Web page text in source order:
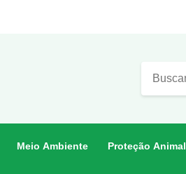
Meio Ambiente Proteção Animal